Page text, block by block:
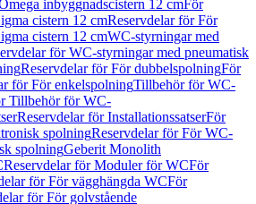
inbyggnadscistern 12 cmFör
cistern 12 cmReservdelar för För
cistern 12 cmWC-styrningar med
för WC-styrningar med pneumatisk
Reservdelar för För dubbelspolningFör
för För enkelspolningTillbehör för WC-
Tillbehör för WC-
Reservdelar för InstallationssatserFör
spolningReservdelar för För WC-
spolningGeberit Monolith
Reservdelar för Moduler för WCFör
för För vägghängda WCFör
för För golvstående